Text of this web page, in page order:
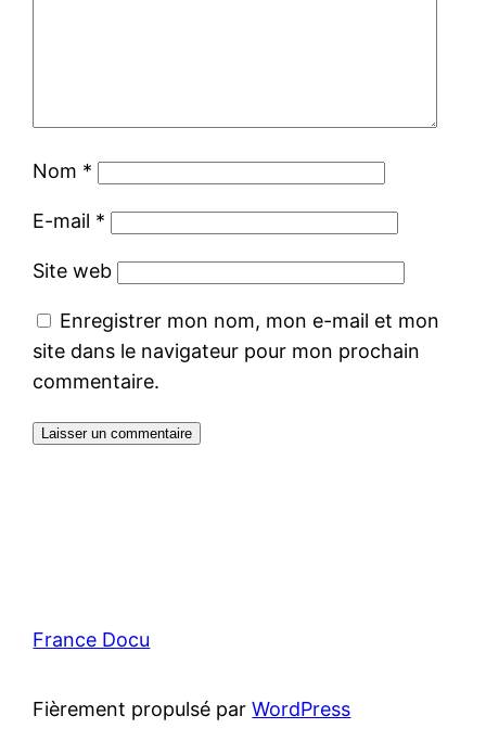
Nom *
E-mail *
Site web
Enregistrer mon nom, mon e-mail et mon
site dans le navigateur pour mon prochain
commentaire.
France Docu
Fièrement propulsé parWordPress